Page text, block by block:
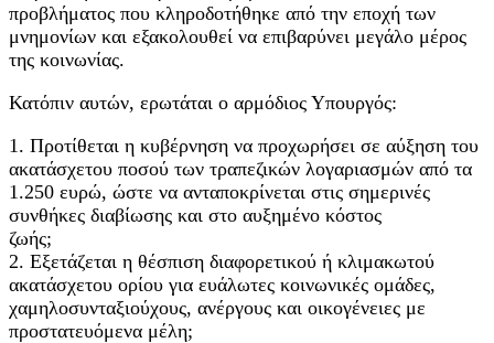
προβλήματος που κληροδοτήθηκε από την εποχή των
μνημονίων και εξακολουθεί να επιβαρύνει μεγάλο μέρος
της κοινωνίας.
Κατόπιν αυτών, ερωτάται ο αρμόδιος Υπουργός:
1. Προτίθεται η κυβέρνηση να προχωρήσει σε αύξηση του
ακατάσχετου ποσού των τραπεζικών λογαριασμών από τα
1.250 ευρώ, ώστε να ανταποκρίνεται στις σημερινές
συνθήκες διαβίωσης και στο αυξημένο κόστος
ζωής;
2. Εξετάζεται η θέσπιση διαφορετικού ή κλιμακωτού
ακατάσχετου ορίου για ευάλωτες κοινωνικές ομάδες,
χαμηλοσυνταξιούχους, ανέργους και οικογένειες με
προστατευόμενα μέλη;